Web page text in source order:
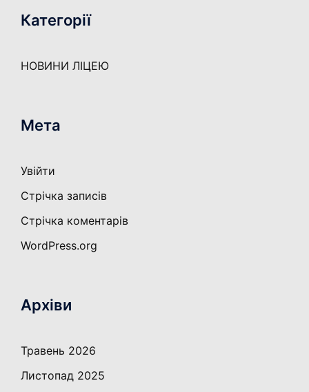
Категорії
НОВИНИ ЛІЦЕЮ
Мета
Увійти
Стрічка записів
Стрічка коментарів
WordPress.org
Архіви
Травень 2026
Листопад 2025